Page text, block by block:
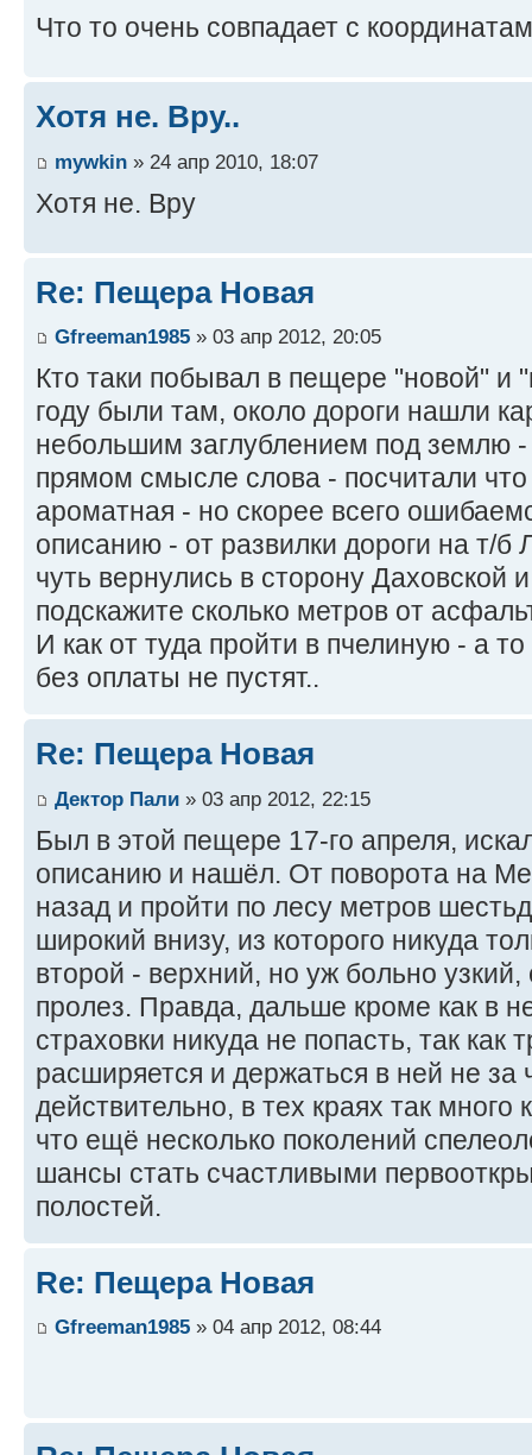
Что то очень совпадает с
Хотя не. Вру..
mywkin » 24 апр 2010, 18:07
Хотя не. Вру
Re: Пещера Новая
Gfreeman1985 » 03 апр 2012, 20:05
Кто таки побывал в пещере "новой" и
году были там, около дороги нашли
небольшим заглублением под землю -
прямом смысле слова - посчитали
ароматная - но скорее всего
описанию - от развилки дороги на т/б
чуть вернулись в сторону Даховской
подскажите сколько метров от
И как от туда пройти в пчелиную - а
без оплаты не пустят..
Re: Пещера Новая
Дектор Пали » 03 апр 2012, 22:15
Был в этой пещере 17-го апреля,
описанию и нашёл. От поворота на
назад и пройти по лесу метров
широкий внизу, из которого никуда
второй - верхний, но уж больно узкий,
пролез. Правда, дальше кроме как в
страховки никуда не попасть, так как
расширяется и держаться в ней не за
действительно, в тех краях так
что ещё несколько поколений
шансы стать счастливыми
полостей.
Re: Пещера Новая
Gfreeman1985 » 04 апр 2012, 08:44